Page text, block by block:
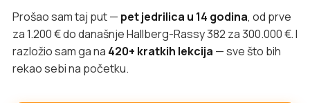
Prošao sam taj put — pet jedrilica u 14 godina, od prve
za 1.200 € do današnje Hallberg-Rassy 382 za 300.000 €. I
razložio sam ga na 420+ kratkih lekcija — sve što bih
rekao sebi na početku.